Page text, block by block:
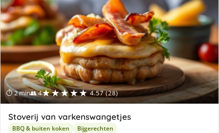
⏱ 2 min👥 4★★★★★ 4.57 (28)
Stoverij van varkenswangetjes
BBQ & buiten koken Bijgerechten